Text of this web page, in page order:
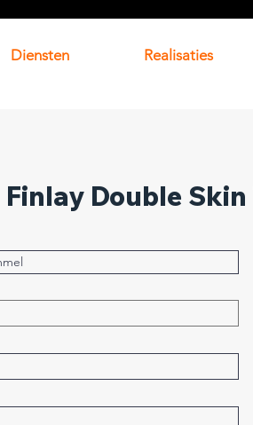
Diensten Realisaties
Finlay Double